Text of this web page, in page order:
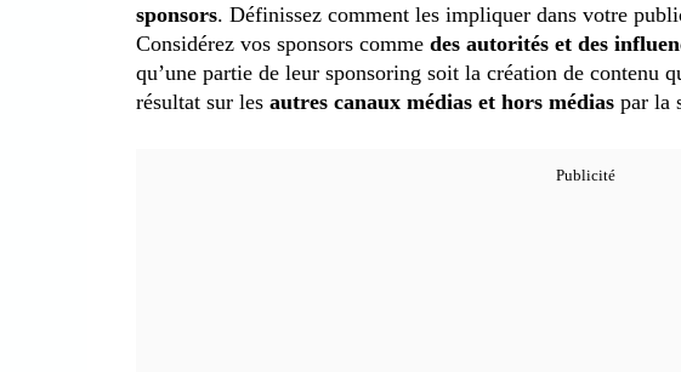
sponsors. Définissez comment les impliquer dans votre
Considérez vos sponsors comme des autorités et des
qu’une partie de leur sponsoring soit la création de contenu
résultat sur les autres canaux médias et hors médias par la